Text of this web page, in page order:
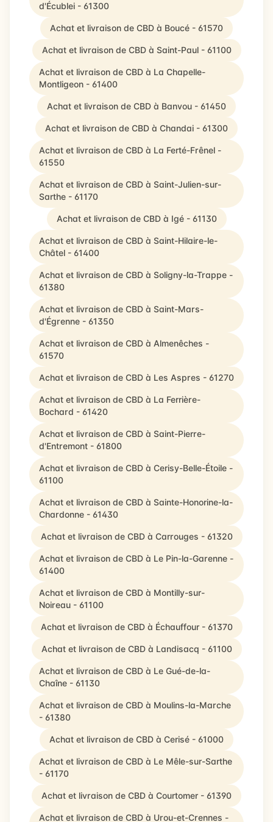
d'Écublei - 61300
Achat et livraison de CBD à Boucé - 61570
Achat et livraison de CBD à Saint-Paul - 61100
Achat et livraison de CBD à La Chapelle-
Montligeon - 61400
Achat et livraison de CBD à Banvou - 61450
Achat et livraison de CBD à Chandai - 61300
Achat et livraison de CBD à La Ferté-Frênel -
61550
Achat et livraison de CBD à Saint-Julien-sur-
Sarthe - 61170
Achat et livraison de CBD à Igé - 61130
Achat et livraison de CBD à Saint-Hilaire-le-
Châtel - 61400
Achat et livraison de CBD à Soligny-la-Trappe -
61380
Achat et livraison de CBD à Saint-Mars-
d'Égrenne - 61350
Achat et livraison de CBD à Almenêches -
61570
Achat et livraison de CBD à Les Aspres - 61270
Achat et livraison de CBD à La Ferrière-
Bochard - 61420
Achat et livraison de CBD à Saint-Pierre-
d'Entremont - 61800
Achat et livraison de CBD à Cerisy-Belle-Étoile -
61100
Achat et livraison de CBD à Sainte-Honorine-la-
Chardonne - 61430
Achat et livraison de CBD à Carrouges - 61320
Achat et livraison de CBD à Le Pin-la-Garenne -
61400
Achat et livraison de CBD à Montilly-sur-
Noireau - 61100
Achat et livraison de CBD à Échauffour - 61370
Achat et livraison de CBD à Landisacq - 61100
Achat et livraison de CBD à Le Gué-de-la-
Chaîne - 61130
Achat et livraison de CBD à Moulins-la-Marche
- 61380
Achat et livraison de CBD à Cerisé - 61000
Achat et livraison de CBD à Le Mêle-sur-Sarthe
- 61170
Achat et livraison de CBD à Courtomer - 61390
Achat et livraison de CBD à Urou-et-Crennes -